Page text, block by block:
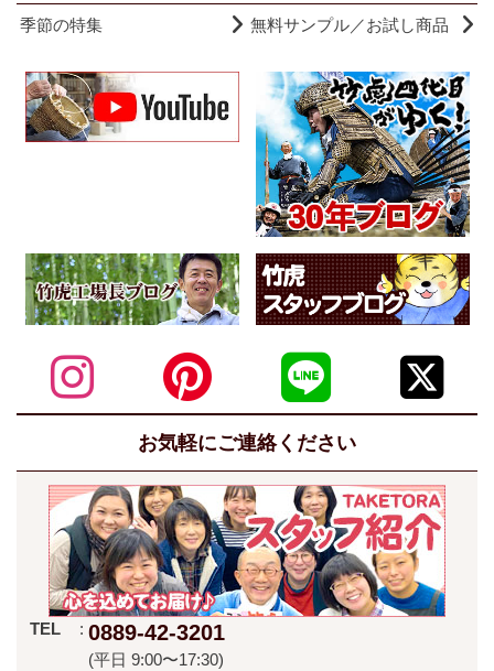
季節の特集 無料サンプル／お試し商品
お気軽にご連絡ください
TEL 0889-42-3201
(平日 9:00〜17:30)